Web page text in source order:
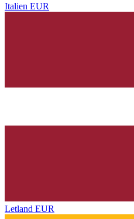
Italien EUR
Letland EUR